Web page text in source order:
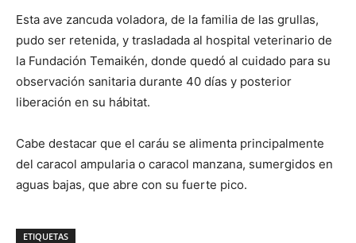
Esta ave zancuda voladora, de la familia de las grullas,
pudo ser retenida, y trasladada al hospital veterinario de
la Fundación Temaikén, donde quedó al cuidado para su
observación sanitaria durante 40 días y posterior
liberación en su hábitat.
Cabe destacar que el caráu se alimenta principalmente
del caracol ampularia o caracol manzana, sumergidos en
aguas bajas, que abre con su fuerte pico.
ETIQUETAS